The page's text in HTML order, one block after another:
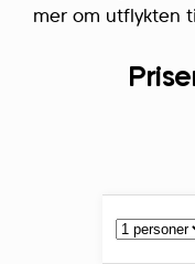
mer om utflykten